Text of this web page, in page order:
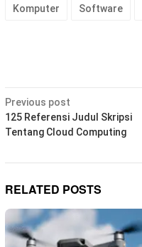
Komputer Software
Post
navigation
Previous post
125 Referensi Judul Skripsi
Tentang Cloud Computing
RELATED POSTS